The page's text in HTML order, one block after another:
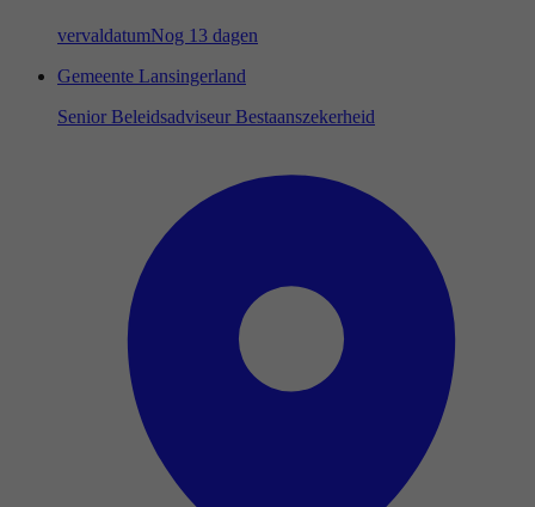
vervaldatumNog 13 dagen
Gemeente Lansingerland
Senior Beleidsadviseur Bestaanszekerheid